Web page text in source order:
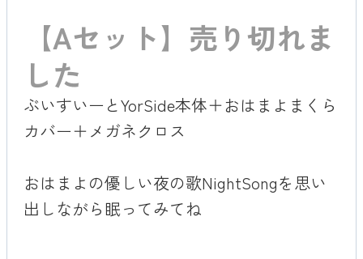
【Aセット】売り切れま
した
ぶいすいーとYorSide本体＋おはまよまくら
カバー＋メガネクロス
おはまよの優しい夜の歌NightSongを思い
出しながら眠ってみてね